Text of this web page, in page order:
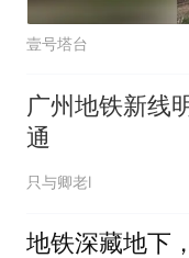
壹号塔台
广州地铁新线
通
只与卿老l
地铁深藏地下